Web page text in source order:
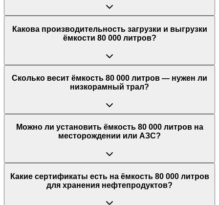
Какова производительность загрузки и выгрузки
ёмкости 80 000 литров?
Сколько весит ёмкость 80 000 литров — нужен ли
низкорамный трал?
Можно ли установить ёмкость 80 000 литров на
месторождении или АЗС?
Какие сертификаты есть на ёмкость 80 000 литров
для хранения нефтепродуктов?